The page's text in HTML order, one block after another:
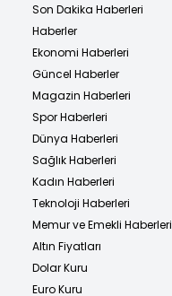
Son Dakika Haberleri
Haberler
Ekonomi Haberleri
Güncel Haberler
Magazin Haberleri
Spor Haberleri
Dünya Haberleri
Sağlık Haberleri
Kadın Haberleri
Teknoloji Haberleri
Memur ve Emekli Haberleri
Altın Fiyatları
Dolar Kuru
Euro Kuru